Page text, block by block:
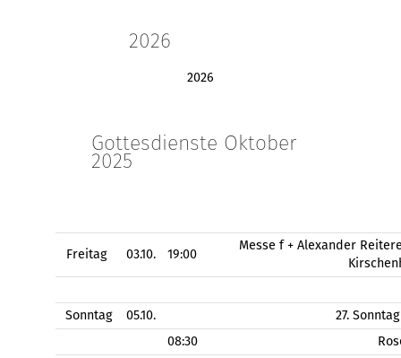
2026
2026
Gottesdienste Oktober
2025
Freitag 03.10. 19:00
Messe f + Alexander
Sonntag 05.10.
27.
08:30